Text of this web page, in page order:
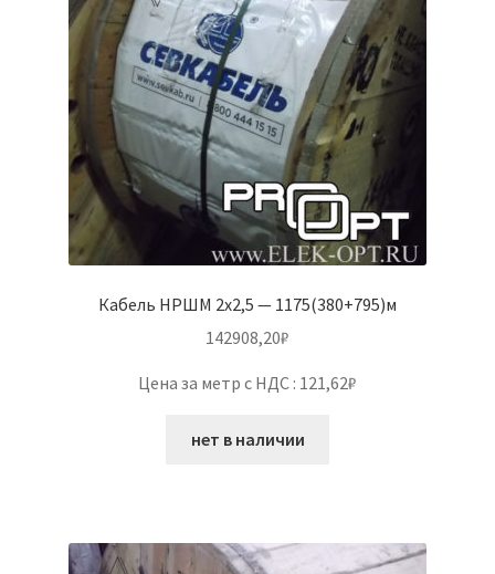
Кабель НРШМ 2х2,5 — 1175(380+795)м
142908,20₽
Цена за метр с НДС : 121,62₽
нет в наличии